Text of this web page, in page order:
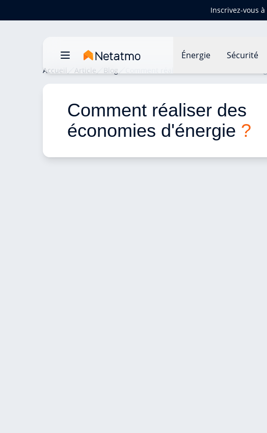
Inscrivez-vous
Énergie Sécurité
Accueil Article Blog
Comment réaliser des
économies d'énergie ?